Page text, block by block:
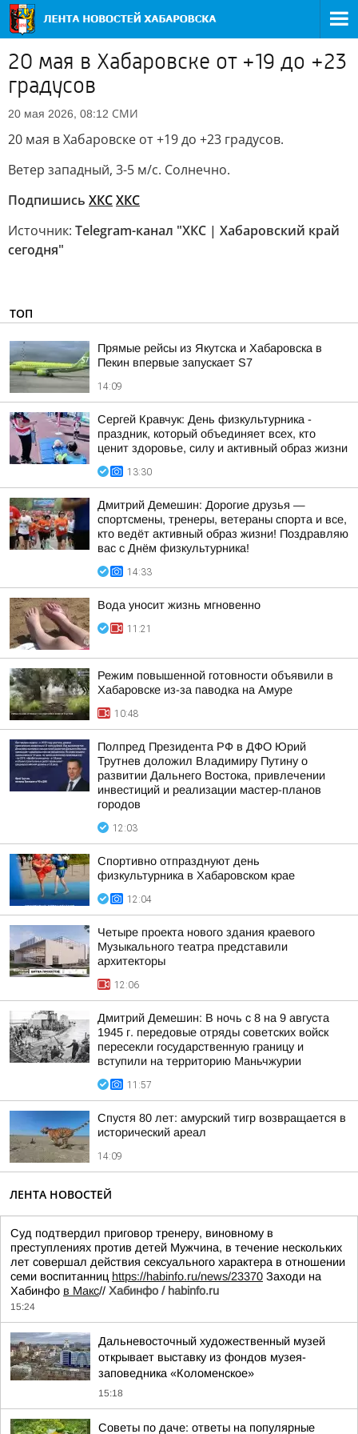
20 мая в Хабаровске от +19 до +23
градусов
20 мая 2026, 08:12 СМИ
20 мая в Хабаровске от +19 до +23 градусов.
Ветер западный, 3-5 м/с. Солнечно.
Подпишись ХКСХКС
Источник: Telegram-канал "ХКС | Хабаровский край
сегодня"
ТОП
Прямые рейсы из Якутска и Хабаровска в
Пекин впервые запускает S7
14:09
Сергей Кравчук: День физкультурника -
праздник, который объединяет всех, кто
ценит здоровье, силу и активный образ жизни
13:30
Дмитрий Демешин: Дорогие друзья —
спортсмены, тренеры, ветераны спорта и все,
кто ведёт активный образ жизни! Поздравляю
вас с Днём физкультурника!
14:33
Вода уносит жизнь мгновенно
11:21
Режим повышенной готовности объявили в
Хабаровске из-за паводка на Амуре
10:48
Полпред Президента РФ в ДФО Юрий
Трутнев доложил Владимиру Путину о
развитии Дальнего Востока, привлечении
инвестиций и реализации мастер-планов
городов
12:03
Спортивно отпразднуют день
физкультурника в Хабаровском крае
12:04
Четыре проекта нового здания краевого
Музыкального театра представили
архитекторы
12:06
Дмитрий Демешин: В ночь с 8 на 9 августа
1945 г. передовые отряды советских войск
пересекли государственную границу и
вступили на территорию Маньчжурии
11:57
Спустя 80 лет: амурский тигр возвращается в
исторический ареал
14:09
ЛЕНТА НОВОСТЕЙ
Суд подтвердил приговор тренеру, виновному в
преступлениях против детей Мужчина, в течение нескольких
лет совершал действия сексуального характера в отношении
семи воспитанниц https://habinfo.ru/news/23370 Заходи на
Хабинфо в Макс// Хабинфо / habinfo.ru
15:24
Дальневосточный художественный музей
открывает выставку из фондов музея-
заповедника «Коломенское»
15:18
Советы по даче: ответы на популярные